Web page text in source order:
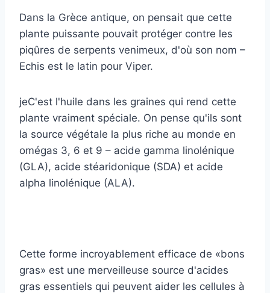
Dans la Grèce antique, on pensait que cette
plante puissante pouvait protéger contre les
piqûres de serpents venimeux, d'où son nom –
Echis est le latin pour Viper.
jeC'est l'huile dans les graines qui rend cette
plante vraiment spéciale. On pense qu'ils sont
la source végétale la plus riche au monde en
omégas 3, 6 et 9 – acide gamma linolénique
(GLA), acide stéaridonique (SDA) et acide
alpha linolénique (ALA).
Cette forme incroyablement efficace de «bons
gras» est une merveilleuse source d'acides
gras essentiels qui peuvent aider les cellules à